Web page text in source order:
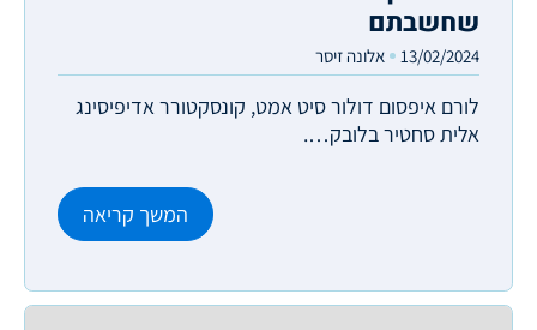
שחשבתם
13/02/2024 אלונה זיסר
לורם איפסום דולור סיט אמט, קונסקטורר אדיפיסינג
אלית סחטיר בלובק….
המשך קריאה